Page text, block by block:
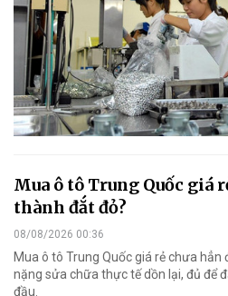
Mua ô tô Trung Quốc giá
thành đắt đỏ?
08/08/2026 00:36
Mua ô tô Trung Quốc giá rẻ chưa hẳn
nặng sửa chữa thực tế dồn lại, đủ để
đầu.